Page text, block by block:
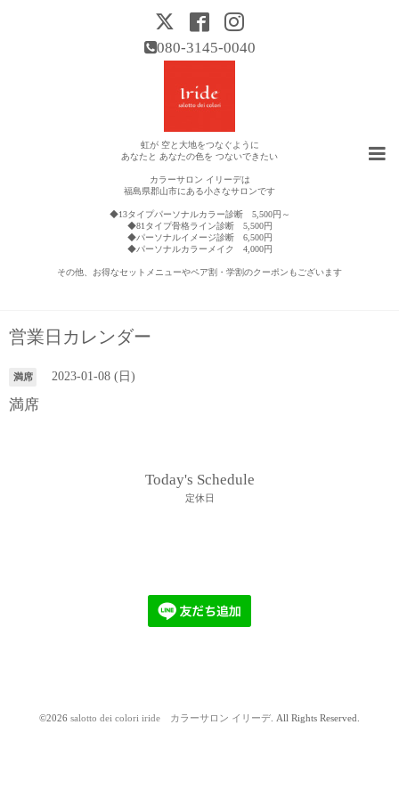
080-3145-0040
虹が 空と大地をつなぐように
あなたと あなたの色を つないできたい
カラーサロン イリーデは
福島県郡山市にある小さなサロンです
◆13タイプパーソナルカラー診断 5,500円～
◆81タイプ骨格ライン診断 5,500円
◆パーソナルイメージ診断 6,500円
◆パーソナルカラーメイク 4,000円
その他、お得なセットメニューやペア割・学割のクーポンもございます
営業日カレンダー
満席 2023-01-08 (日)
満席
Today's Schedule
定休日
©2026 salotto dei colori iride カラーサロン イリーデ. All Rights Reserved.